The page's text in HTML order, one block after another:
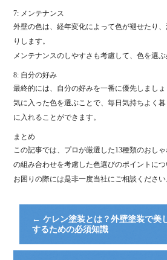
7: メンテナンス
外壁の色は、経年変化によって色が褪せたり
りします。
メンテナンスのしやすさも考慮して、色を選ぶ
8: 自分の好み
最終的には、自分の好みを一番に優先しましょ
気に入った色を選ぶことで、毎日気持ちよく
に入れることができます。
まとめ
この記事では、プロが厳選した13種類のおし
の組み合わせを考慮した色選びのポイントにつ
お困りの際には是非一度当社にご相談ください
← ケレン塗装とは？外壁塗装で美
するための必須知識